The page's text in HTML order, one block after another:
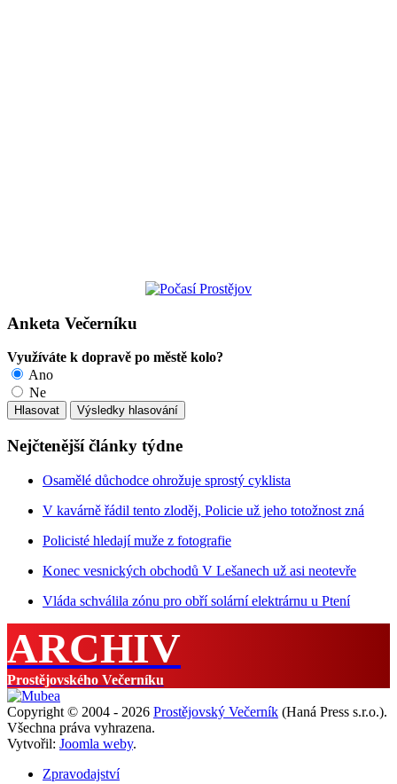
Anketa Večerníku
Využíváte k dopravě po městě kolo?
Ano
Ne
Nejčtenější články týdne
Osamělé důchodce ohrožuje sprostý cyklista
V kavárně řádil tento zloděj, Policie už jeho totožnost zná
Policisté hledají muže z fotografie
Konec vesnických obchodů V Lešanech už asi neotevře
Vláda schválila zónu pro obří solární elektrárnu u Ptení
ARCHIV
Prostějovského Večerníku
Copyright © 2004 - 2026 Prostějovský Večerník (Haná Press s.r.o.).
Všechna práva vyhrazena.
Vytvořil: Joomla weby.
Zpravodajství